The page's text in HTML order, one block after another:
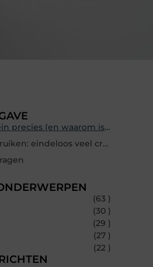
Wat is marsepein precies (en waarom is het zo populair)?
Marsepein gebruiken: eindeloos veel creatieve mogelijkheden
(63 )
(30 )
(29 )
(27 )
(22 )